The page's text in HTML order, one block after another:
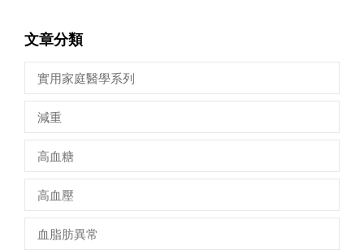
文章分類
實用家庭醫學系列
減重
高血糖
高血壓
血脂肪異常